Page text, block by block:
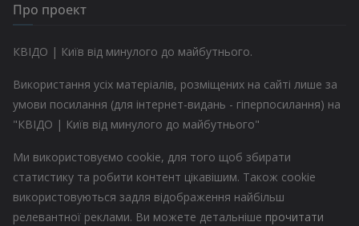
Про проект
КВІДО | Київ від минулого до майбутнього.
Використання усіх матеріалів, розміщених на сайті лише за
умови посилання (для інтернет-видань - гіперпосилання) на
"КВІДО | Київ від минулого до майбутнього"
Ми використовуємо cookie, для того щоб збирати
статистику та робити контент цікавішим. Також cookie
використовуються задля відображення найбільш
релевантної реклами. Ви можете детальніше прочитати